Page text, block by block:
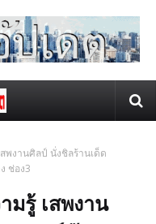
พงานศิลป์ นั่งชิลร้านเด็ด
ช่อง3
มรู้ เสพงาน